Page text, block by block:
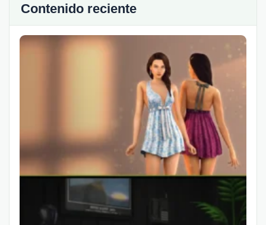
Contenido reciente